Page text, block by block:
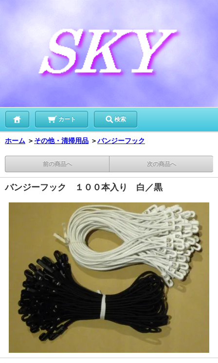
カート 検索
ホーム ＞ その他・清掃用品 ＞バンジーフック
前の商品へ 次の商品へ
バンジーフック １００本入り 白／黒